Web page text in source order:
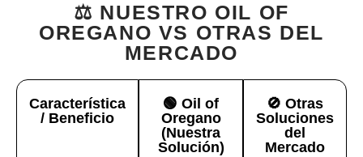
⚖️ NUESTRO OIL OF
OREGANO VS OTRAS DEL
MERCADO
Característica
/ Beneficio
🟢 Oil of
Oregano
(Nuestra
Solución)
🚫 Otras
Soluciones
del
Mercado